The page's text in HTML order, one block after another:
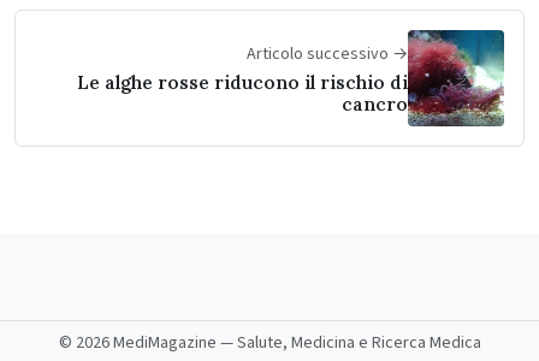
Articolo successivo →
Le alghe rosse riducono il rischio di
cancro
© 2026 MediMagazine — Salute, Medicina e Ricerca Medica